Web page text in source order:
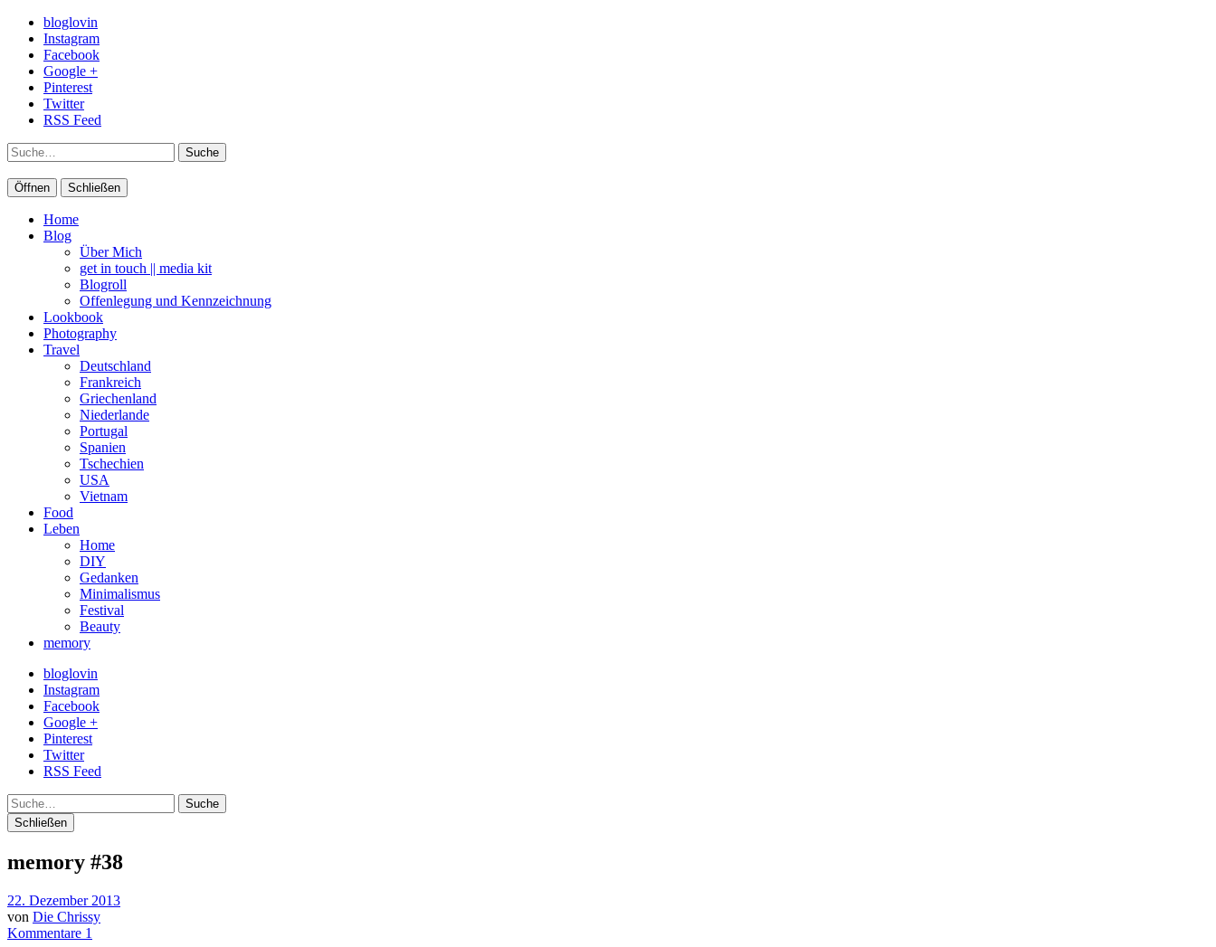
bloglovin
Instagram
Facebook
Google +
Pinterest
Twitter
RSS Feed
Suche
Öffnen Schließen
Home
Blog
Über Mich
get in touch || media kit
Blogroll
Offenlegung und Kennzeichnung
Lookbook
Photography
Travel
Deutschland
Frankreich
Griechenland
Niederlande
Portugal
Spanien
Tschechien
USA
Vietnam
Food
Leben
Home
DIY
Gedanken
Minimalismus
Festival
Beauty
memory
bloglovin
Instagram
Facebook
Google +
Pinterest
Twitter
RSS Feed
Suche
Schließen
memory #38
22. Dezember 2013
von Die Chrissy
Kommentare 1